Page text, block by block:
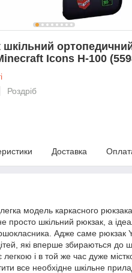
шкільний
Icons H-100
Роздріб
Доставка
модель каркасного
просто шкільний рюкзак, а
Адже саме рюкзак
які вперше збираються до
і в той же час дуже
все необхідне шкільне